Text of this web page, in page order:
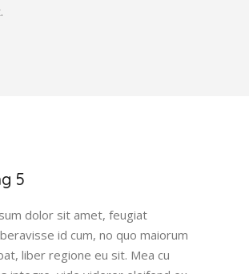
5
dolor sit amet, feugiat
id cum, no quo maiorum
liber regione eu sit. Mea cu